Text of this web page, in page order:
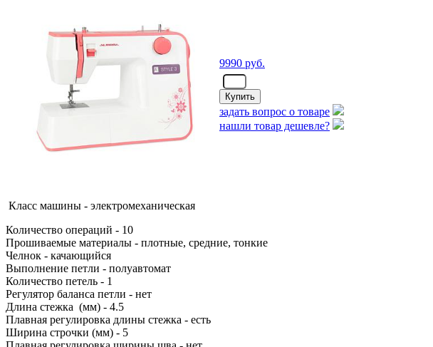
9990 руб.
задать вопрос о товаре
нашли товар дешевле?
Класс машины - электромеханическая
Количество операций - 10
Прошиваемые материалы - плотные, средние, тонкие
Челнок - качающийся
Выполнение петли - полуавтомат
Количество петель - 1
Регулятор баланса петли - нет
Длина стежка (мм) - 4.5
Плавная регулировка длины стежка - есть
Ширина строчки (мм) - 5